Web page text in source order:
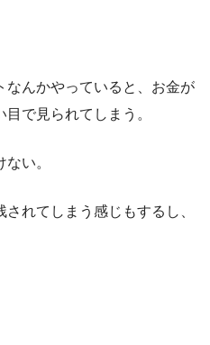
なんかやっていると、お金が
で見られてしまう。
い。
れてしまう感じもするし、